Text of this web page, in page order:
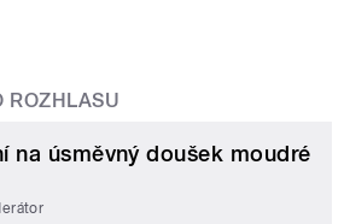
ROZHLASU
na úsměvný doušek moudré